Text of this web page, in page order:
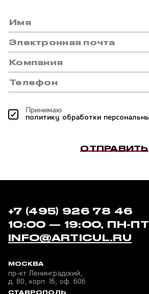
Принимаю
политику обработки
ОТПРАВИТЬ
+7 (495) 926 78 46
10:00 — 19:00, ПН-ПТ
INFO@ARTICUL.RU
МОСКВА
пр-кт Ленинградский,
д. 80, корп. 16, оф. 606
СТАВРОПОЛЬ